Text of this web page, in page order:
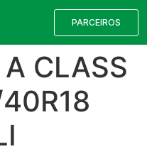
PARCEIROS
A CLASS